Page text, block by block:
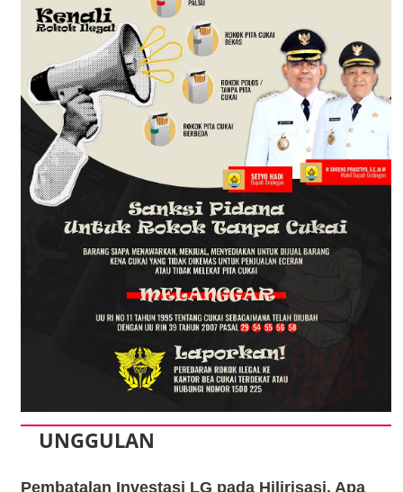
UNGGULAN
Pembatalan Investasi LG pada Hilirisasi, Apa